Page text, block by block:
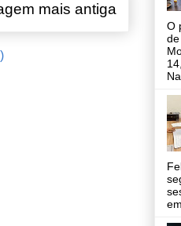
mais antiga
O